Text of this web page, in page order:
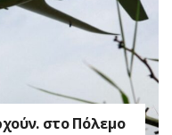
στο Πόλεμο